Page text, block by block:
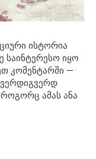
ისტორია
საინტერესო იყო
კომენტარში —
ამას ანა